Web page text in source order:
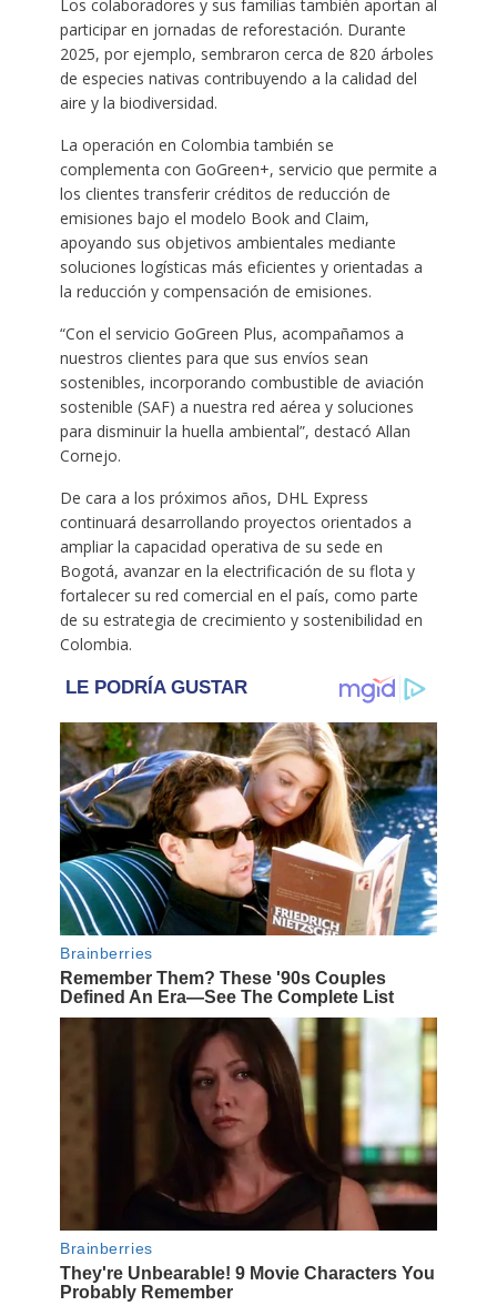
Los colaboradores y sus familias también aportan al
participar en jornadas de reforestación. Durante
2025, por ejemplo, sembraron cerca de 820 árboles
de especies nativas contribuyendo a la calidad del
aire y la biodiversidad.
La operación en Colombia también se
complementa con GoGreen+, servicio que permite a
los clientes transferir créditos de reducción de
emisiones bajo el modelo Book and Claim,
apoyando sus objetivos ambientales mediante
soluciones logísticas más eficientes y orientadas a
la reducción y compensación de emisiones.
“Con el servicio GoGreen Plus, acompañamos a
nuestros clientes para que sus envíos sean
sostenibles, incorporando combustible de aviación
sostenible (SAF) a nuestra red aérea y soluciones
para disminuir la huella ambiental”, destacó Allan
Cornejo.
De cara a los próximos años, DHL Express
continuará desarrollando proyectos orientados a
ampliar la capacidad operativa de su sede en
Bogotá, avanzar en la electrificación de su flota y
fortalecer su red comercial en el país, como parte
de su estrategia de crecimiento y sostenibilidad en
Colombia.